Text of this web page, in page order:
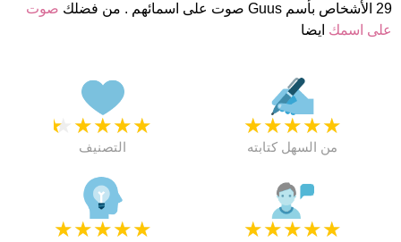
29 الأشخاص بأسم Guus صوت على اسمائهم . من فضلك
صوت
على اسمك ايضا
★
★
★
★
★
التصنيف
★
★
★
★
★
من السهل كتابته
★
★
★
★
★ ★
★
★
★
★